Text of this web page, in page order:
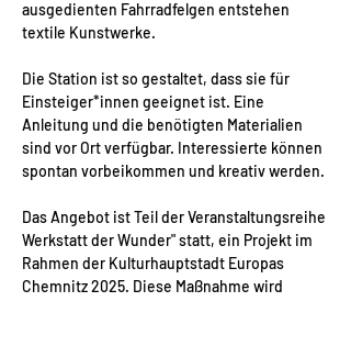
ausgedienten Fahrradfelgen entstehen
textile Kunstwerke.
Die Station ist so gestaltet, dass sie für
Einsteiger*innen geeignet ist. Eine
Anleitung und die benötigten Materialien
sind vor Ort verfügbar. Interessierte können
spontan vorbeikommen und kreativ werden.
Das Angebot ist Teil der Veranstaltungsreihe
Werkstatt der Wunder" statt, ein Projekt im
Rahmen der Kulturhauptstadt Europas
Chemnitz 2025. Diese Maßnahme wird